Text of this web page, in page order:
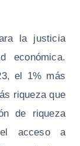
la justicia
económica.
el 1% más
riqueza que
de riqueza
el acceso a